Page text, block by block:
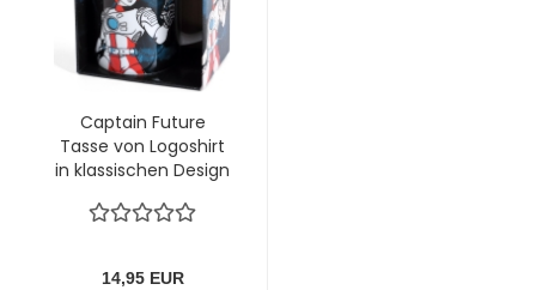
Captain Future
Tasse von Logoshirt
in klassischen Design
14,95 EUR